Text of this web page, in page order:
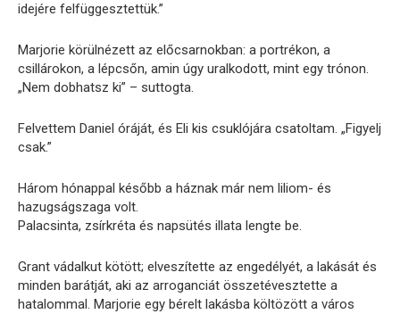
idejére felfüggesztettük.”
Marjorie körülnézett az előcsarnokban: a portrékon, a
csillárokon, a lépcsőn, amin úgy uralkodott, mint egy trónon.
„Nem dobhatsz ki” – suttogta.
Felvettem Daniel óráját, és Eli kis csuklójára csatoltam. „Figyelj
csak.”
Három hónappal később a háznak már nem liliom- és
hazugságszaga volt.
Palacsinta, zsírkréta és napsütés illata lengte be.
Grant vádalkut kötött; elveszítette az engedélyét, a lakását és
minden barátját, aki az arroganciát összetévesztette a
hatalommal. Marjorie egy bérelt lakásba költözött a város